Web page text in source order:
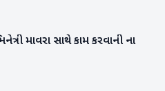
માવરા સાથે કામ કરવાની ના